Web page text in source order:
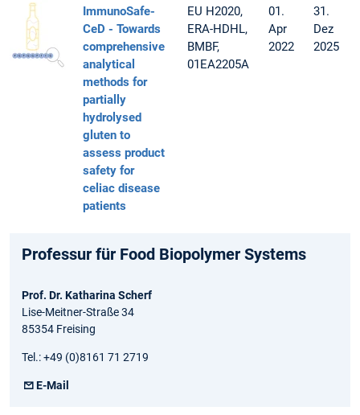
ImmunoSafe-
CeD - Towards
comprehensive
analytical
methods for
partially
hydrolysed
gluten to
assess product
safety for
celiac disease
patients
EU H2020,
ERA-HDHL,
BMBF,
01EA2205A
01.
Apr
2022
31.
Dez
2025
Professur für Food Biopolymer Systems
Prof. Dr. Katharina Scherf
Lise-Meitner-Straße 34
85354 Freising
Tel.: +49 (0)8161 71 2719
E-Mail